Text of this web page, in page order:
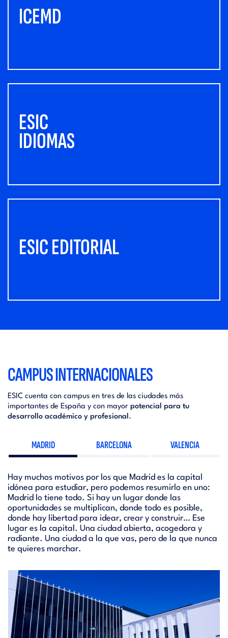
ICEMD
ESIC
IDIOMAS
ESIC EDITORIAL
CAMPUS INTERNACIONALES
ESIC cuenta con campus en tres de las ciudades más
importantes de España y con mayor potencial para tu
desarrollo académico y profesional .
MADRID BARCELONA VALENCIA
Hay muchos motivos por los que Madrid es la capital
idónea para estudiar, pero podemos resumirlo en uno:
Madrid lo tiene todo. Si hay un lugar donde las
oportunidades se multiplican, donde todo es posible,
donde hay libertad para idear, crear y construir… Ese
lugar es la capital. Una ciudad abierta, acogedora y
radiante. Una ciudad a la que vas, pero de la que nunca
te quieres marchar.